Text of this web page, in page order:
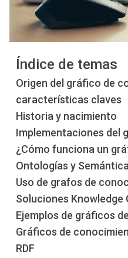
Índice de temas
Origen del gráfico de
características claves
Historia y nacimiento
Implementaciones del
¿Cómo funciona un
Ontologías y
Uso de grafos de
Soluciones Knowledge
Ejemplos de gráficos
Gráficos de
RDF